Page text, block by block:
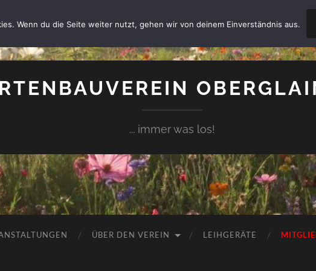
... immer was los!
ÜBER DEN VEREIN LEIHGERÄTE
Wenn du die Seite weiter nutzt, gehen wir von deinem Einverständnis aus.